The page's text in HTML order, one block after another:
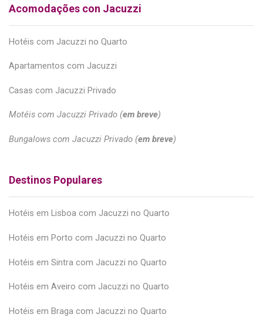
Acomodações con Jacuzzi
Hotéis com Jacuzzi no Quarto
Apartamentos com Jacuzzi
Casas com Jacuzzi Privado
Motéis com Jacuzzi Privado (em breve)
Bungalows com Jacuzzi Privado (em breve)
Destinos Populares
Hotéis em Lisboa com Jacuzzi no Quarto
Hotéis em Porto com Jacuzzi no Quarto
Hotéis em Sintra com Jacuzzi no Quarto
Hotéis em Aveiro com Jacuzzi no Quarto
Hotéis em Braga com Jacuzzi no Quarto